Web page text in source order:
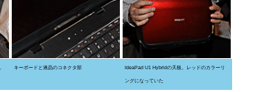
キーボードと液晶のコネクタ部 IdeaPad U1 Hybridの天板。レッドのカラーリ
ングになっていた